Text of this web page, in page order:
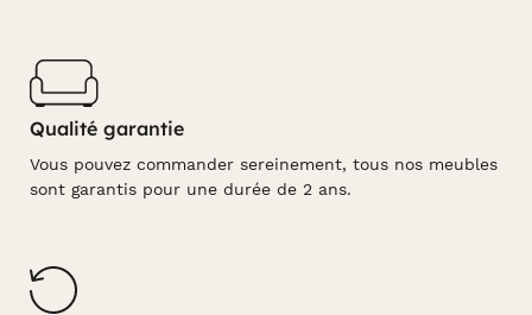
Qualité garantie
Vous pouvez commander sereinement, tous nos meubles
sont garantis pour une durée de 2 ans.